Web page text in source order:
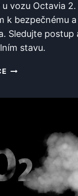
vozu Octavia 2.
k bezpečnému
Sledujte postup
stavu.
CO
PRŮVODCE
SPRÁVNOU
ÚDRŽBOU